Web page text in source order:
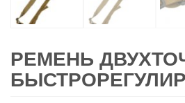
РЕМЕНЬ